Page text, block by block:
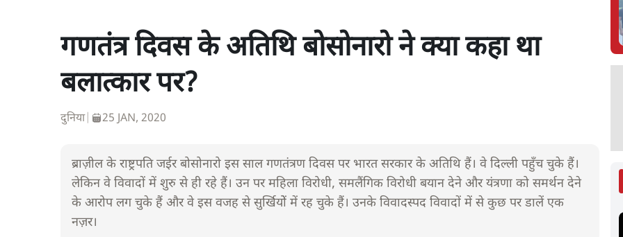
गणतंत्र दिवस के अतिथि बोसोनारो ने क्या कहा था
बलात्कार पर?
दुनिया| 25 JAN, 2020
ब्राज़ील के राष्ट्रपति जईर बोसोनारो इस साल गणतंत्रण दिवस पर भारत सरकार के अतिथि हैं। वे दिल्ली पहुँच चुके हैं।
लेकिन वे विवादों में शुरु से ही रहे हैं। उन पर महिला विरोधी, समलैंगिक विरोधी बयान देने और यंत्रणा को समर्थन देने
के आरोप लग चुके हैं और वे इस वजह से सुर्खियोें में रह चुके हैं। उनके विवादस्पद विवादों में से कुछ पर डालें एक
नज़र।